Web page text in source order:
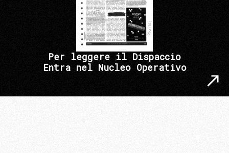
Per leggere il Dispaccio
Entra nel Nucleo Operativo